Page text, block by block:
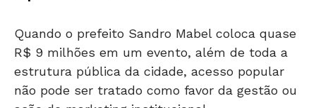
Quando o prefeito Sandro Mabel coloca quase
R$ 9 milhões em um evento, além de toda a
estrutura pública da cidade, acesso popular
não pode ser tratado como favor da gestão ou